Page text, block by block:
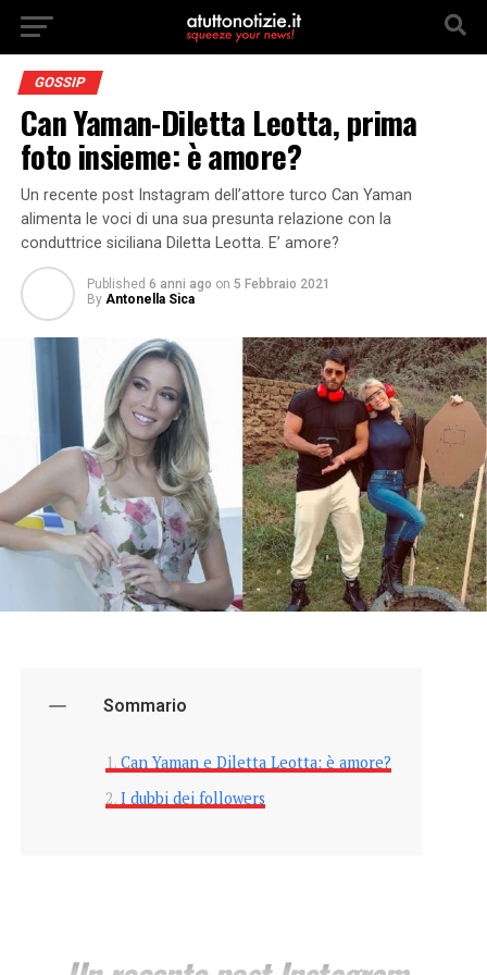
GOSSIP
Can Yaman-Diletta Leotta, prima
foto insieme: è amore?
Un recente post Instagram dell’attore turco Can Yaman
alimenta le voci di una sua presunta relazione con la
conduttrice siciliana Diletta Leotta. E’ amore?
Published 6 anni ago on 5 Febbraio 2021
By Antonella Sica
Sommario
Can Yaman e Diletta Leotta: è amore?
I dubbi dei followers